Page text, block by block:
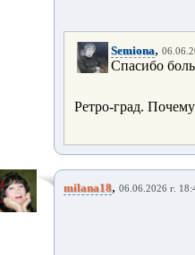
Semiona,
Спасибо
Ретро-град.
milana18, 06.06.2026 г.